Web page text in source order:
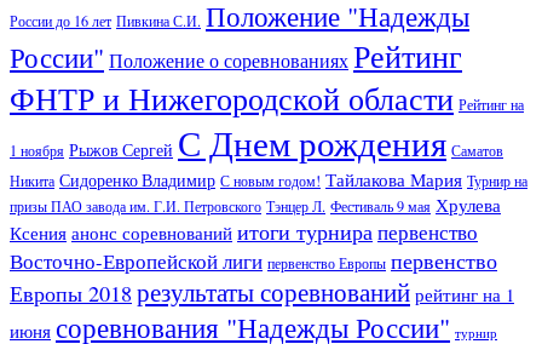
России до 16 лет Пивкина С.И. Положение "Надежды
России" Положение о соревнованияхРейтинг
ФНТР и Нижегородской области Рейтинг на
1 ноября Рыжов Сергей С Днем рождения Саматов
Никита Сидоренко Владимир С новым годом! Тайлакова Мария Турнир на
призы ПАО завода им. Г.И. Петровского Тэнцер Л. Фестиваль 9 мая Хрулева
Ксения анонс соревнований итоги турнирапервенство
Восточно-Европейской лиги первенство Европы первенство
Европы 2018 результаты соревнований рейтинг на 1
июня соревнования "Надежды России" турнир